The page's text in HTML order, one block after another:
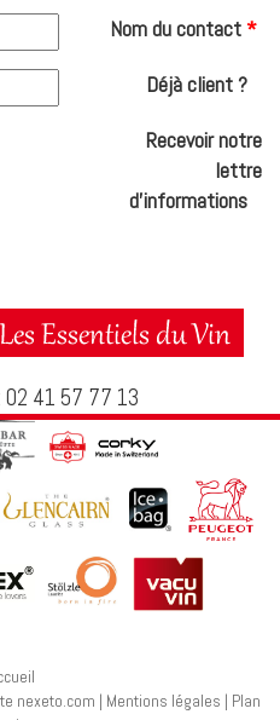
Nom du contact*
Déjà client ?
Recevoir notre
lettre
d'informations
02 41 57 77 13
nexeto.com | Mentions légales | Plan